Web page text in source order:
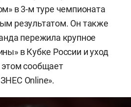
в 3-м туре чемпионата
результатом. Он также
пережила крупное
в Кубке России и уход
этом сообщает
Online».